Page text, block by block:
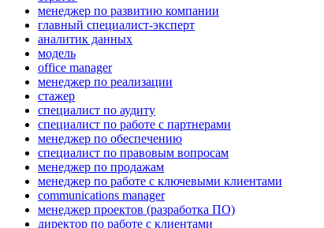
менеджер по развитию компании
главный специалист-эксперт
аналитик данных
модель
office manager
менеджер по реализации
стажер
специалист по аудиту
специалист по работе с партнерами
менеджер по обеспечению
специалист по правовым вопросам
менеджер по продажам
менеджер по работе с ключевыми клиентами
communications manager
менеджер проектов (разработка ПО)
директор по работе с клиентами